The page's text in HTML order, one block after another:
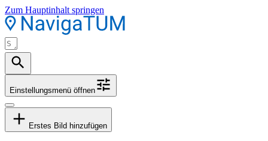
Zum Hauptinhalt springen
Einstellungsmenü öffnen
Erstes Bild hinzufügen